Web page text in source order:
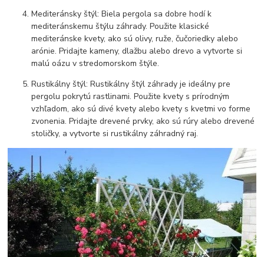
Mediteránsky štýl: Biela pergola sa dobre hodí k
mediteránskemu štýlu záhrady. Použite klasické
mediteránske kvety, ako sú olivy, ruže, čučoriedky alebo
arónie. Pridajte kameny, dlažbu alebo drevo a vytvorte si
malú oázu v stredomorskom štýle.
Rustikálny štýl: Rustikálny štýl záhrady je ideálny pre
pergolu pokrytú rastlinami. Použite kvety s prírodným
vzhľadom, ako sú divé kvety alebo kvety s kvetmi vo forme
zvonenia. Pridajte drevené prvky, ako sú rúry alebo drevené
stoličky, a vytvorte si rustikálny záhradný raj.